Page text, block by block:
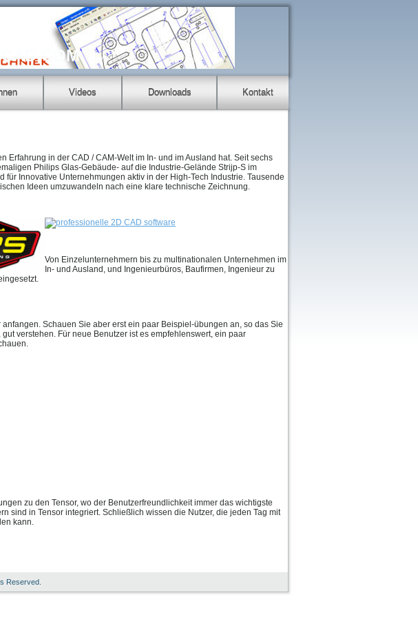
Videos Downloads Kontakt
Erfahrung in der CAD / CAM-Welt im In- und im Ausland hat. Seit sechs
Philips Glas-Gebäude- auf die Industrie-Gelände Strijp-S im
Innovative Unternehmungen aktiv in der High-Tech Industrie. Tausende
Ideen umzuwandeln nach eine klare technische Zeichnung.
Von Einzelunternehmern bis zu multinationalen Unternehmen im
In- und Ausland, und Ingenieurbüros, Baufirmen, Ingenieur zu
Schauen Sie aber erst ein paar Beispiel-übungen an, so das Sie
verstehen. Für neue Benutzer ist es empfehlenswert, ein paar
zu den Tensor, wo der Benutzerfreundlichkeit immer das wichtigste
sind in Tensor integriert. Schließlich wissen die Nutzer, die jeden Tag mit
kann.
Reserved.